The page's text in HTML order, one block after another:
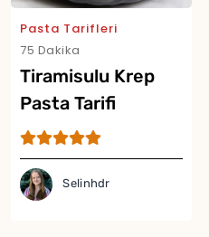
Pasta Tarifleri
75 Dakika
Tiramisulu Krep
Pasta Tarifi
Selinhdr